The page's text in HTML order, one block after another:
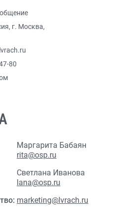
г. Москва,
80
Маргарита Бабаян
rita@osp.ru
Светлана Иванова
lana@osp.ru
marketing@lvrach.ru